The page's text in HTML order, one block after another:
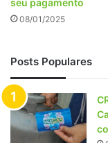
seu pagamento
08/01/2025
Posts Populares